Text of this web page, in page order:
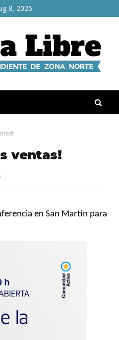
8, 2026
ventas!
en San Martín para